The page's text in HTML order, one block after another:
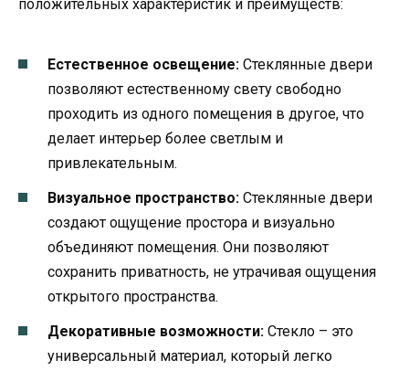
положительных характеристик и преимуществ:
Естественное освещение: Стеклянные двери
позволяют естественному свету свободно
проходить из одного помещения в другое, что
делает интерьер более светлым и
привлекательным.
Визуальное пространство: Стеклянные двери
создают ощущение простора и визуально
объединяют помещения. Они позволяют
сохранить приватность, не утрачивая ощущения
открытого пространства.
Декоративные возможности: Стекло – это
универсальный материал, который легко